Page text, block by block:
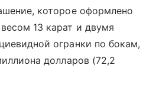
которое оформлено
13 карат и двумя
огранки по бокам,
долларов (72,2